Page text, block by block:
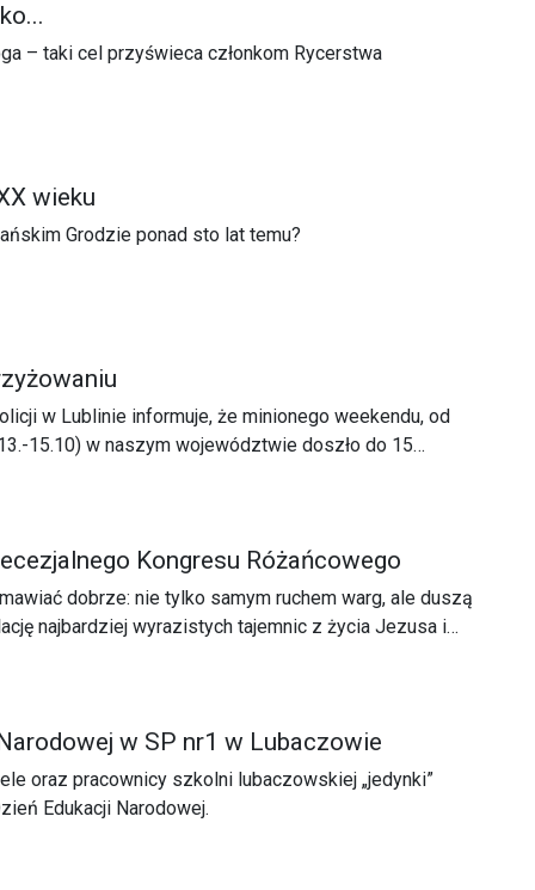
– taki cel przyświeca członkom Rycerstwa
wieku
Grodzie ponad sto lat temu?
w Lublinie informuje, że minionego weekendu, od
15.10) w naszym województwie doszło do 15
również 56 nietrzeźwych kierujących.
Kongresu Różańcowego
dobrze: nie tylko samym ruchem warg, ale duszą
najbardziej wyrazistych tajemnic z życia Jezusa i
w SP nr1 w Lubaczowie
oraz pracownicy szkolni lubaczowskiej „jedynki”
Edukacji Narodowej.